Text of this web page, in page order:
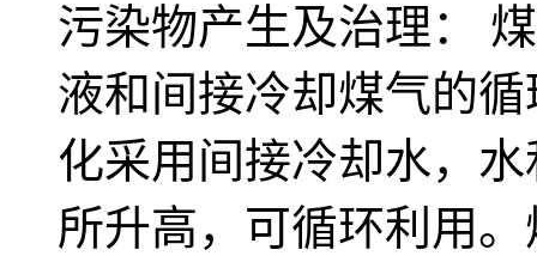
污染物产生及治理：
液和间接冷却煤气的
化采用间接冷却水，
所升高，可循环利用